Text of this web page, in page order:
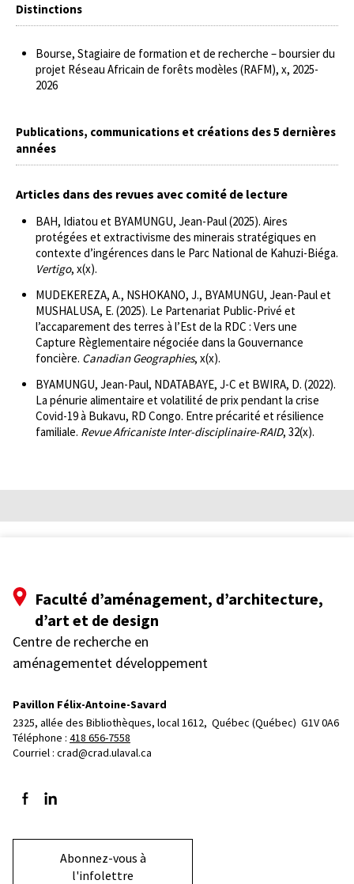
Distinctions
Bourse, Stagiaire de formation et de recherche – boursier du
projet Réseau Africain de forêts modèles (RAFM), x, 2025-
2026
Publications, communications et créations des 5 dernières
années
Articles dans des revues avec comité de lecture
BAH, Idiatou et BYAMUNGU, Jean-Paul (2025). Aires
protégées et extractivisme des minerais stratégiques en
contexte d’ingérences dans le Parc National de Kahuzi-Biéga.
Vertigo, x(x).
MUDEKEREZA, A., NSHOKANO, J., BYAMUNGU, Jean-Paul et
MUSHALUSA, E. (2025). Le Partenariat Public-Privé et
l’accaparement des terres à l’Est de la RDC : Vers une
Capture Règlementaire négociée dans la Gouvernance
foncière. Canadian Geographies, x(x).
BYAMUNGU, Jean-Paul, NDATABAYE, J-C et BWIRA, D. (2022).
La pénurie alimentaire et volatilité de prix pendant la crise
Covid-19 à Bukavu, RD Congo. Entre précarité et résilience
familiale. Revue Africaniste Inter-disciplinaire-RAID, 32(x).
Faculté d’aménagement, d’architecture,
d’art et de design
Centre de recherche en
aménagementet développement
Pavillon Félix-Antoine-Savard
2325, allée des Bibliothèques, local 1612, Québec (Québec)  G1V 0A6
Téléphone : 418 656-7558
Courriel : crad@crad.ulaval.ca
Suivez-nous sur Facebook
Suivez-nous sur LinkedIn
Abonnez-vous à
l'infolettre